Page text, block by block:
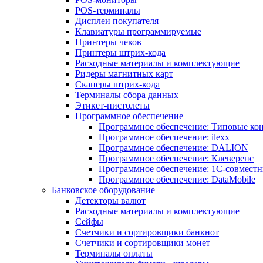
POS-терминалы
Дисплеи покупателя
Клавиатуры программируемые
Принтеры чеков
Принтеры штрих-кода
Расходные материалы и комплектующие
Ридеры магнитных карт
Сканеры штрих-кода
Терминалы сбора данных
Этикет-пистолеты
Программное обеспечение
Программное обеспечение: Типовые
Программное обеспечение: ilexx
Программное обеспечение: DALION
Программное обеспечение: Клеверенс
Программное обеспечение: 1С-
Программное обеспечение: DataMobile
Банковское оборудование
Детекторы валют
Расходные материалы и комплектующие
Сейфы
Счетчики и сортировщики банкнот
Счетчики и сортировщики монет
Терминалы оплаты